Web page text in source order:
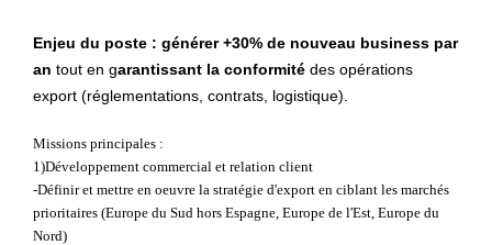
Enjeu du poste : générer +30% de nouveau business par
an tout en garantissant la conformité des opérations
export (réglementations, contrats, logistique).
Missions principales :
1)Développement commercial et relation client
-Définir et mettre en oeuvre la stratégie d'export en ciblant les marchés
prioritaires (Europe du Sud hors Espagne, Europe de l'Est, Europe du
Nord)